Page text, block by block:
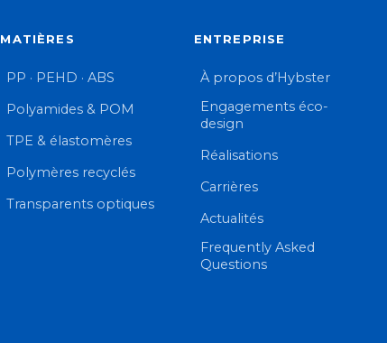
MATIÈRES
PP · PEHD · ABS
Polyamides & POM
TPE & élastomères
Polymères recyclés
Transparents optiques
ENTREPRISE
À propos d’Hybster
Engagements éco-
design
Réalisations
Carrières
Actualités
Frequently Asked
Questions